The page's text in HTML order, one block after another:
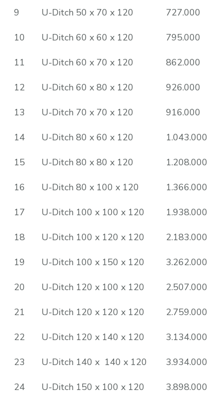
9 U-Ditch 50 x 70 x 120 727.000
10 U-Ditch 60 x 60 x 120 795.000
11 U-Ditch 60 x 70 x 120 862.000
12 U-Ditch 60 x 80 x 120 926.000
13 U-Ditch 70 x 70 x 120 916.000
14 U-Ditch 80 x 60 x 120 1.043.000
15 U-Ditch 80 x 80 x 120 1.208.000
16 U-Ditch 80 x 100 x 120 1.366.000
17 U-Ditch 100 x 100 x 120 1.938.000
18 U-Ditch 100 x 120 x 120 2.183.000
19 U-Ditch 100 x 150 x 120 3.262.000
20 U-Ditch 120 x 100 x 120 2.507.000
21 U-Ditch 120 x 120 x 120 2.759.000
22 U-Ditch 120 x 140 x 120 3.134.000
23 U-Ditch 140 x 140 x 120 3.934.000
24 U-Ditch 150 x 100 x 120 3.898.000